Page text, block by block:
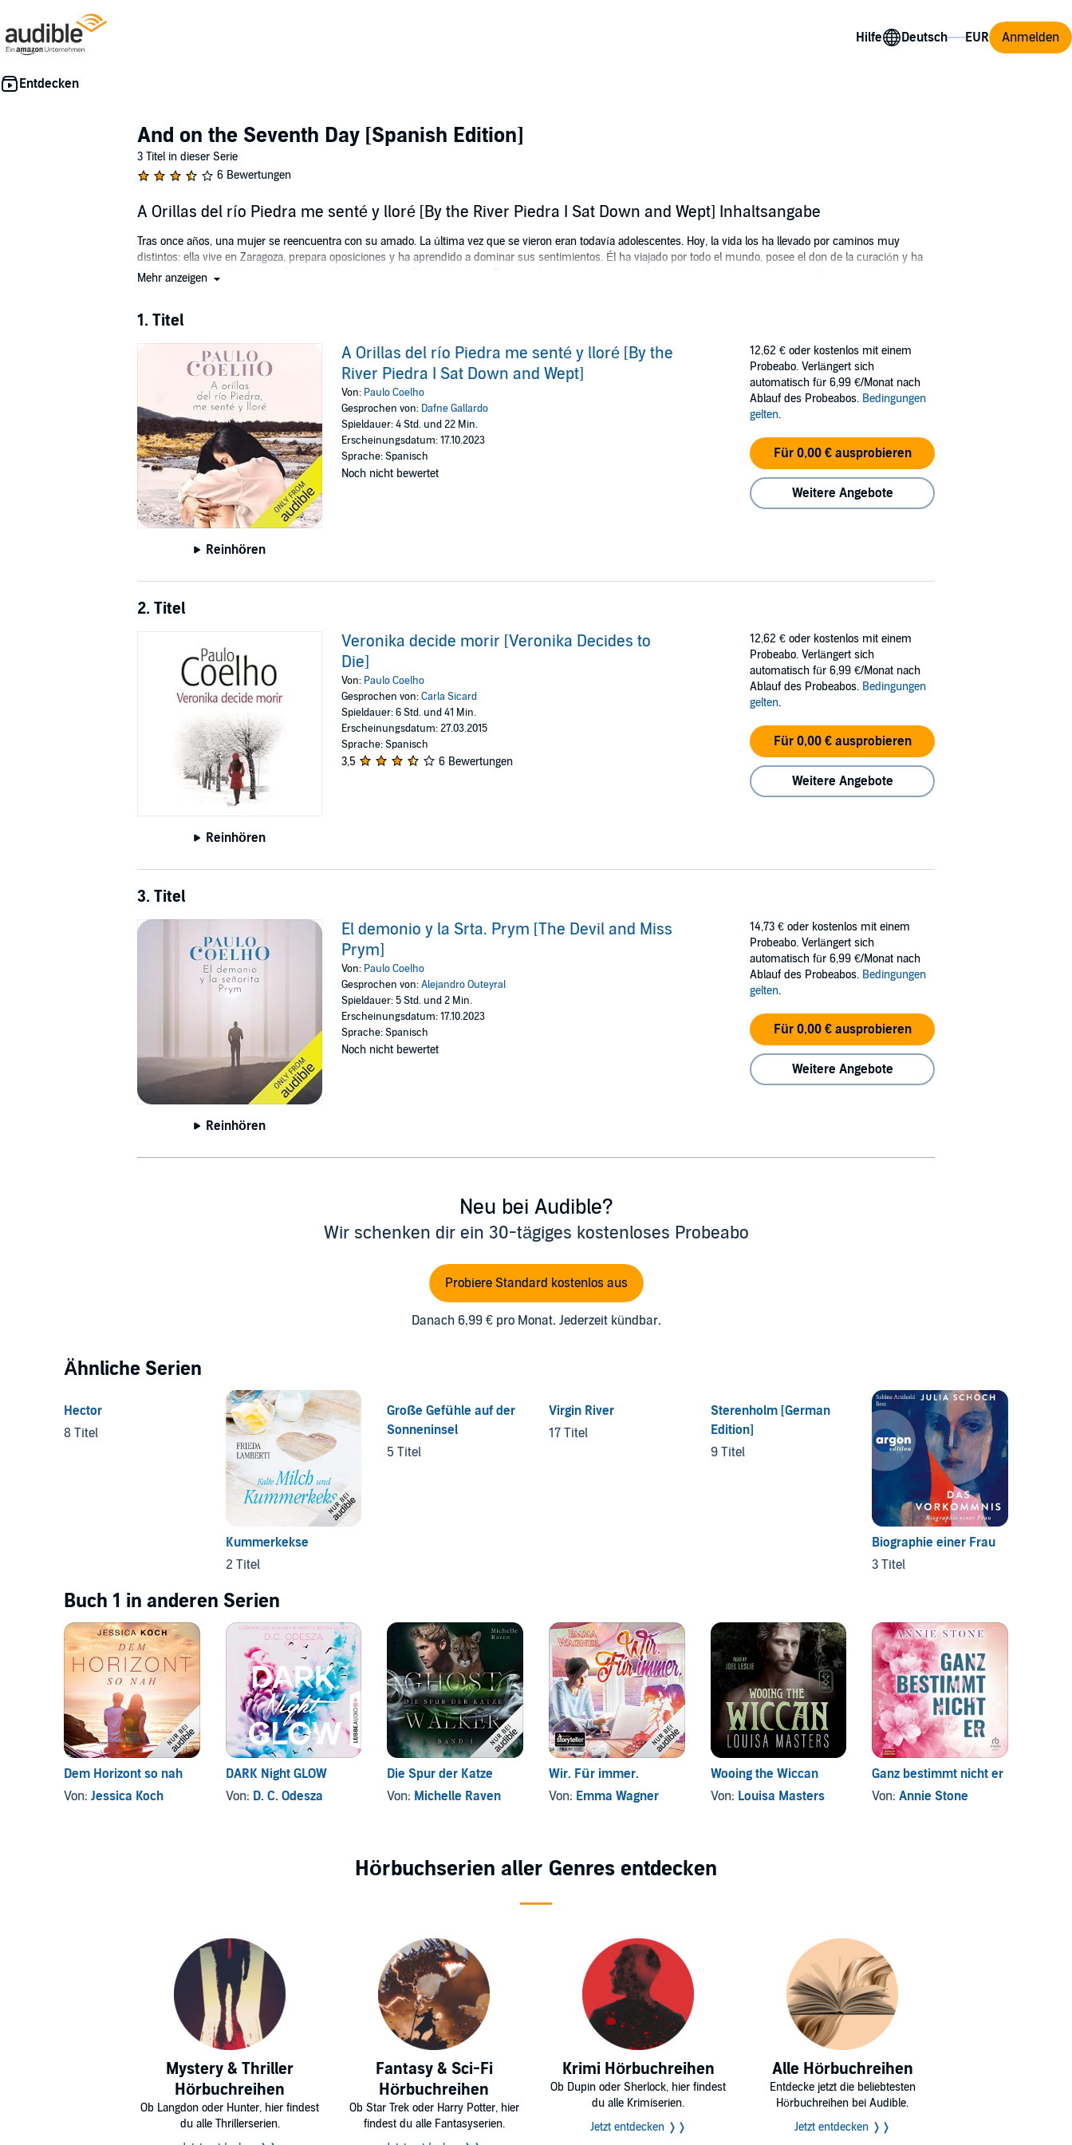
Hilfe Anmelden
And on the Seventh Day [Spanish Edition]
3 Titel in dieser Serie
6 Bewertungen
A Orillas del río Piedra me senté y lloré [By the River Piedra I Sat Down and Wept] Inhaltsangabe
Tras once años, una mujer se reencuentra con su amado. La última vez que se vieron eran todavía adolescentes. Hoy, la vida los ha llevado por caminos muy
distintos: ella vive en Zaragoza, prepara oposiciones y ha aprendido a dominar sus sentimientos. Él ha viajado por todo el mundo, posee el don de la curación y ha
encontrado en la religión un refugio para huir de sus conflictos interiores. Pero en el reencuentro, a ambos los unirá un único deseo: el cumplir sus sueños.
mundo.
Please note: This audiobook is in Latin American Spanish.
©1994 Paulo Coelho (P)2023 Audible Inc.
Mehr anzeigen
1. Titel
Reinhören
A Orillas del río Piedra me senté y lloré [By the
River Piedra I Sat Down and Wept]
Von: Paulo Coelho
Gesprochen von: Dafne Gallardo
Spieldauer: 4 Std. und 22 Min.
Erscheinungsdatum: 17.10.2023
Sprache: Spanisch
Noch nicht bewertet
12,62 € oder kostenlos mit einem
Probeabo. Verlängert sich
automatisch für 6,99 €/Monat nach
Ablauf des Probeabos. Bedingungen
gelten.
Für 0,00 € ausprobieren
Weitere Angebote
2. Titel
Reinhören
Veronika decide morir [Veronika Decides to
Die]
Von: Paulo Coelho
Gesprochen von:Carla Sicard
Spieldauer: 6 Std. und 41 Min.
Erscheinungsdatum: 27.03.2015
Sprache: Spanisch
3,5 6 Bewertungen
12,62 € oder kostenlos mit einem
Probeabo. Verlängert sich
automatisch für 6,99 €/Monat nach
Ablauf des Probeabos. Bedingungen
gelten.
Für 0,00 € ausprobieren
Weitere Angebote
3. Titel
Reinhören
El demonio y la Srta. Prym [The Devil and Miss
Prym]
Von: Paulo Coelho
Gesprochen von:Alejandro Outeyral
Spieldauer: 5 Std. und 2 Min.
Erscheinungsdatum: 17.10.2023
Sprache: Spanisch
Noch nicht bewertet
14,73 € oder kostenlos mit einem
Probeabo. Verlängert sich
automatisch für 6,99 €/Monat nach
Ablauf des Probeabos. Bedingungen
gelten.
Für 0,00 € ausprobieren
Weitere Angebote
Neu bei Audible?
Wir schenken dir ein 30-tägiges kostenloses Probeabo
Probiere Standard kostenlos aus
Danach 6,99 € pro Monat. Jederzeit kündbar.
Ähnliche Serien
Hector
8 Titel
Kummerkekse
2 Titel
Große Gefühle auf der
Sonneninsel
5 Titel
Virgin River
17 Titel
Sterenholm [German
Edition]
9 Titel
Biographie einer Frau
3 Titel
Buch 1 in anderen Serien
Dem Horizont so nah
Von: Jessica Koch
DARK Night GLOW
Von: D. C. Odesza
Die Spur der Katze
Von: Michelle Raven
Wir. Für immer.
Von: Emma Wagner
Wooing the Wiccan
Von: Louisa Masters
Ganz bestimmt nicht er
Von:Annie Stone
Hörbuchserien aller Genres entdecken
Mystery & Thriller
Hörbuchreihen
Ob Langdon oder Hunter, hier findest
du alle Thrillerserien.
Fantasy & Sci-Fi
Hörbuchreihen
Ob Star Trek oder Harry Potter, hier
findest du alle Fantasyserien.
Krimi Hörbuchreihen
Ob Dupin oder Sherlock, hier findest
du alle Krimiserien.
Jetzt entdecken ❭❭
Alle Hörbuchreihen
Entdecke jetzt die beliebtesten
Hörbuchreihen bei Audible.
Jetzt entdecken ❭❭